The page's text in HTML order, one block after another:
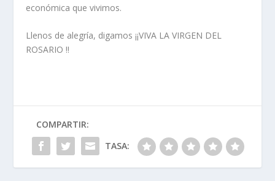
económica que vivimos.
Llenos de alegría, digamos ¡¡VIVA LA VIRGEN DEL
ROSARIO !!
COMPARTIR:
TASA: